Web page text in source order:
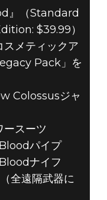
』（Standard
$39.99）
スメティックア
Pack」を
Colossusジャ
ースーツ
パイプ
ナイフ
全遠隔武器に